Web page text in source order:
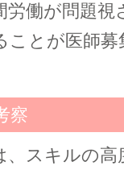
労働が問題視
ことが医師
察
、スキルの高